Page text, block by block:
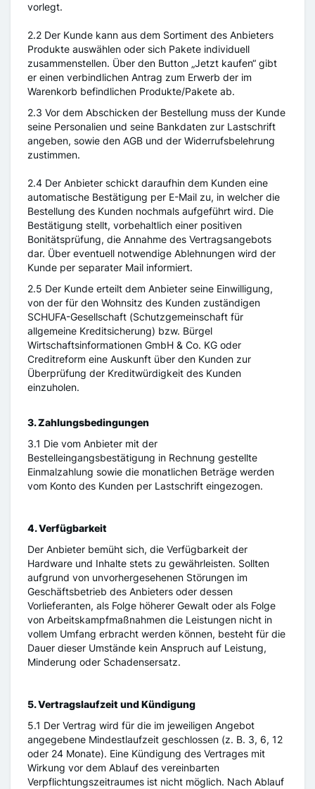
vorlegt.
2.2 Der Kunde kann aus dem Sortiment des Anbieters
Produkte auswählen oder sich Pakete individuell
zusammenstellen. Über den Button „Jetzt kaufen“ gibt
er einen verbindlichen Antrag zum Erwerb der im
Warenkorb befindlichen Produkte/Pakete ab.
2.3 Vor dem Abschicken der Bestellung muss der Kunde
seine Personalien und seine Bankdaten zur Lastschrift
angeben, sowie den AGB und der Widerrufsbelehrung
zustimmen.
2.4 Der Anbieter schickt daraufhin dem Kunden eine
automatische Bestätigung per E-Mail zu, in welcher die
Bestellung des Kunden nochmals aufgeführt wird. Die
Bestätigung stellt, vorbehaltlich einer positiven
Bonitätsprüfung, die Annahme des Vertragsangebots
dar. Über eventuell notwendige Ablehnungen wird der
Kunde per separater Mail informiert.
2.5 Der Kunde erteilt dem Anbieter seine Einwilligung,
von der für den Wohnsitz des Kunden zuständigen
SCHUFA-Gesellschaft (Schutzgemeinschaft für
allgemeine Kreditsicherung) bzw. Bürgel
Wirtschaftsinformationen GmbH & Co. KG oder
Creditreform eine Auskunft über den Kunden zur
Überprüfung der Kreditwürdigkeit des Kunden
einzuholen.
3. Zahlungsbedingungen
3.1 Die vom Anbieter mit der
Bestelleingangsbestätigung in Rechnung gestellte
Einmalzahlung sowie die monatlichen Beträge werden
vom Konto des Kunden per Lastschrift eingezogen.
4. Verfügbarkeit
Der Anbieter bemüht sich, die Verfügbarkeit der
Hardware und Inhalte stets zu gewährleisten. Sollten
aufgrund von unvorhergesehenen Störungen im
Geschäftsbetrieb des Anbieters oder dessen
Vorlieferanten, als Folge höherer Gewalt oder als Folge
von Arbeitskampfmaßnahmen die Leistungen nicht in
vollem Umfang erbracht werden können, besteht für die
Dauer dieser Umstände kein Anspruch auf Leistung,
Minderung oder Schadensersatz.
5. Vertragslaufzeit und Kündigung
5.1 Der Vertrag wird für die im jeweiligen Angebot
angegebene Mindestlaufzeit geschlossen (z. B. 3, 6, 12
oder 24 Monate). Eine Kündigung des Vertrages mit
Wirkung vor dem Ablauf des vereinbarten
Verpflichtungszeitraumes ist nicht möglich. Nach Ablauf